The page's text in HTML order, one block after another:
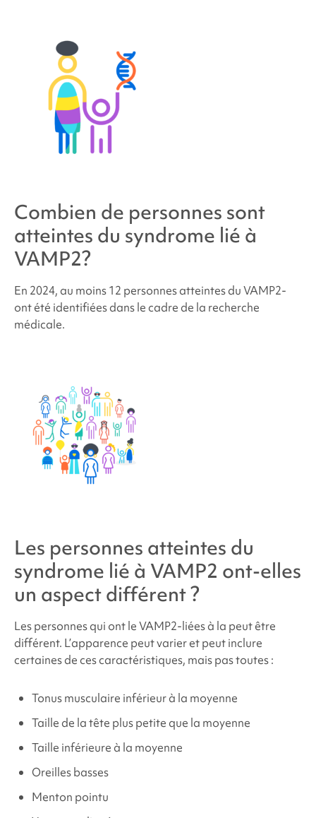
Combien de personnes sont
atteintes du syndrome lié à
VAMP2?
En 2024, au moins 12 personnes atteintes duVAMP2-
ont été identifiées dans le cadre de la recherche
médicale.
Les personnes atteintes du
syndrome lié à VAMP2 ont-elles
un aspect différent ?
Les personnes qui ont leVAMP2-liées à la peut être
différent. L’apparence peut varier et peut inclure
certaines de ces caractéristiques, mais pas toutes :
Tonus musculaire inférieur à la moyenne
Taille de la tête plus petite que la moyenne
Taille inférieure à la moyenne
Oreilles basses
Menton pointu